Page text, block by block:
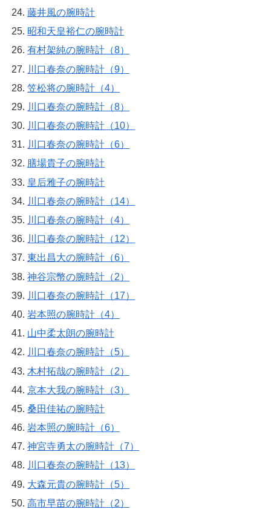
藤井風の腕時計
昭和天皇裕仁の腕時計
有村架純の腕時計（8）
川口春奈の腕時計（9）
笠松将の腕時計（4）
川口春奈の腕時計（8）
川口春奈の腕時計（10）
川口春奈の腕時計（6）
膳場貴子の腕時計
皇后雅子の腕時計
川口春奈の腕時計（14）
川口春奈の腕時計（4）
川口春奈の腕時計（12）
東出昌大の腕時計（6）
神谷宗幣の腕時計（2）
川口春奈の腕時計（17）
岩本照の腕時計（4）
山中柔太朗の腕時計
川口春奈の腕時計（5）
木村拓哉の腕時計（2）
京本大我の腕時計（3）
桑田佳祐の腕時計
岩本照の腕時計（6）
神宮寺勇太の腕時計（7）
川口春奈の腕時計（13）
大森元貴の腕時計（5）
高市早苗の腕時計（2）